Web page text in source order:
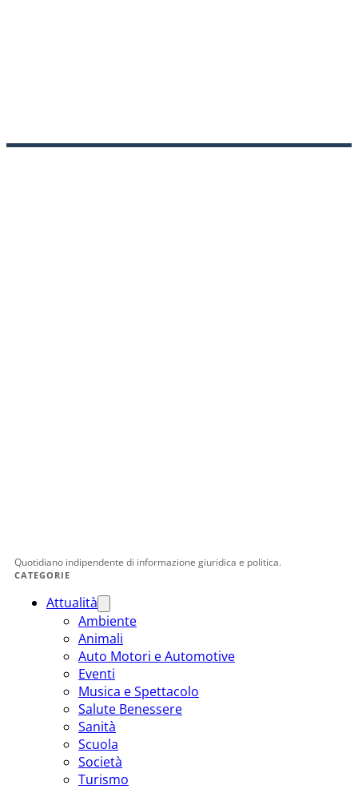
Quotidiano indipendente di informazione giuridica e politica.
CATEGORIE
Attualità
Ambiente
Animali
Auto Motori e Automotive
Eventi
Musica e Spettacolo
Salute Benessere
Sanità
Scuola
Società
Turismo